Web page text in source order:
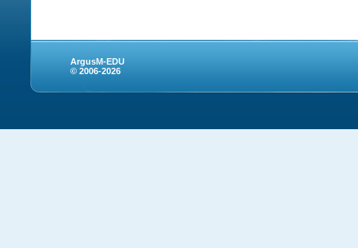
ArgusM-EDU
© 2006-2026